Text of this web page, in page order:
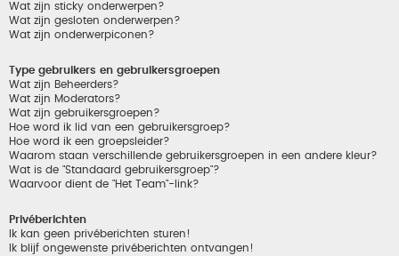
Wat zijn sticky onderwerpen?
Wat zijn gesloten onderwerpen?
Wat zijn onderwerpiconen?
Type gebruikers en gebruikersgroepen
Wat zijn Beheerders?
Wat zijn Moderators?
Wat zijn gebruikersgroepen?
Hoe word ik lid van een gebruikersgroep?
Hoe word ik een groepsleider?
Waarom staan verschillende gebruikersgroepen in een andere kleur?
Wat is de "Standaard gebruikersgroep"?
Waarvoor dient de "Het Team"-link?
Privéberichten
Ik kan geen privéberichten sturen!
Ik blijf ongewenste privéberichten ontvangen!